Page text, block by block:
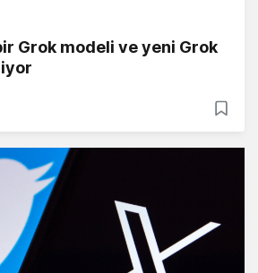
Grok modeli ve yeni Grok